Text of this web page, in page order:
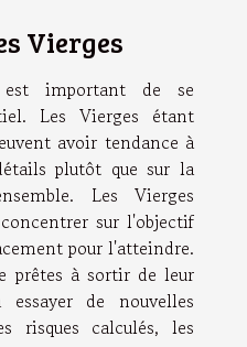
Vierges
important de se
Les Vierges étant
avoir tendance à
plutôt que sur la
Les Vierges
sur l'objectif
pour l'atteindre.
prêtes à sortir de leur
de nouvelles
risques calculés, les